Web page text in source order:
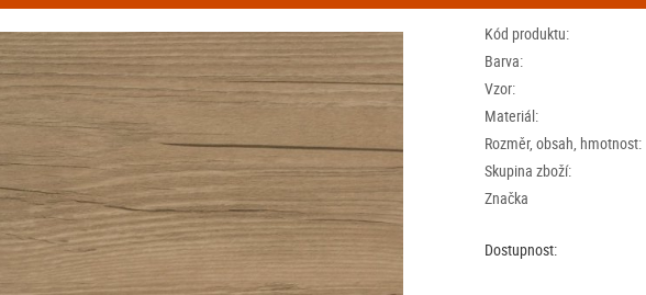
Kód produktu:
Barva:
Vzor:
Materiál:
Rozměr, obsah, hmotnost:
Skupina zboží:
Značka
Dostupnost: